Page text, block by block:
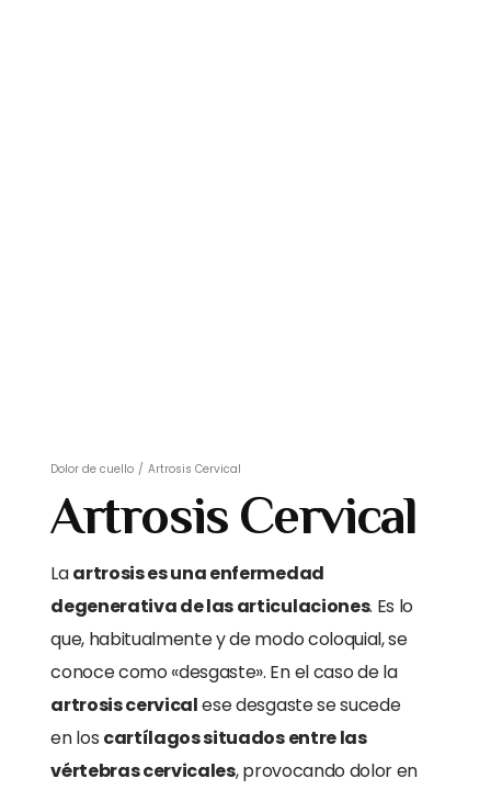
Dolor de cuello / Artrosis Cervical
Artrosis Cervical
Laartrosis es una enfermedad
degenerativa de las articulaciones. Es lo
que, habitualmente y de modo coloquial, se
conoce como «desgaste». En el caso de la
artrosis cervicalese desgaste se sucede
en los cartílagos situados entre las
vértebras cervicales, provocando dolor en